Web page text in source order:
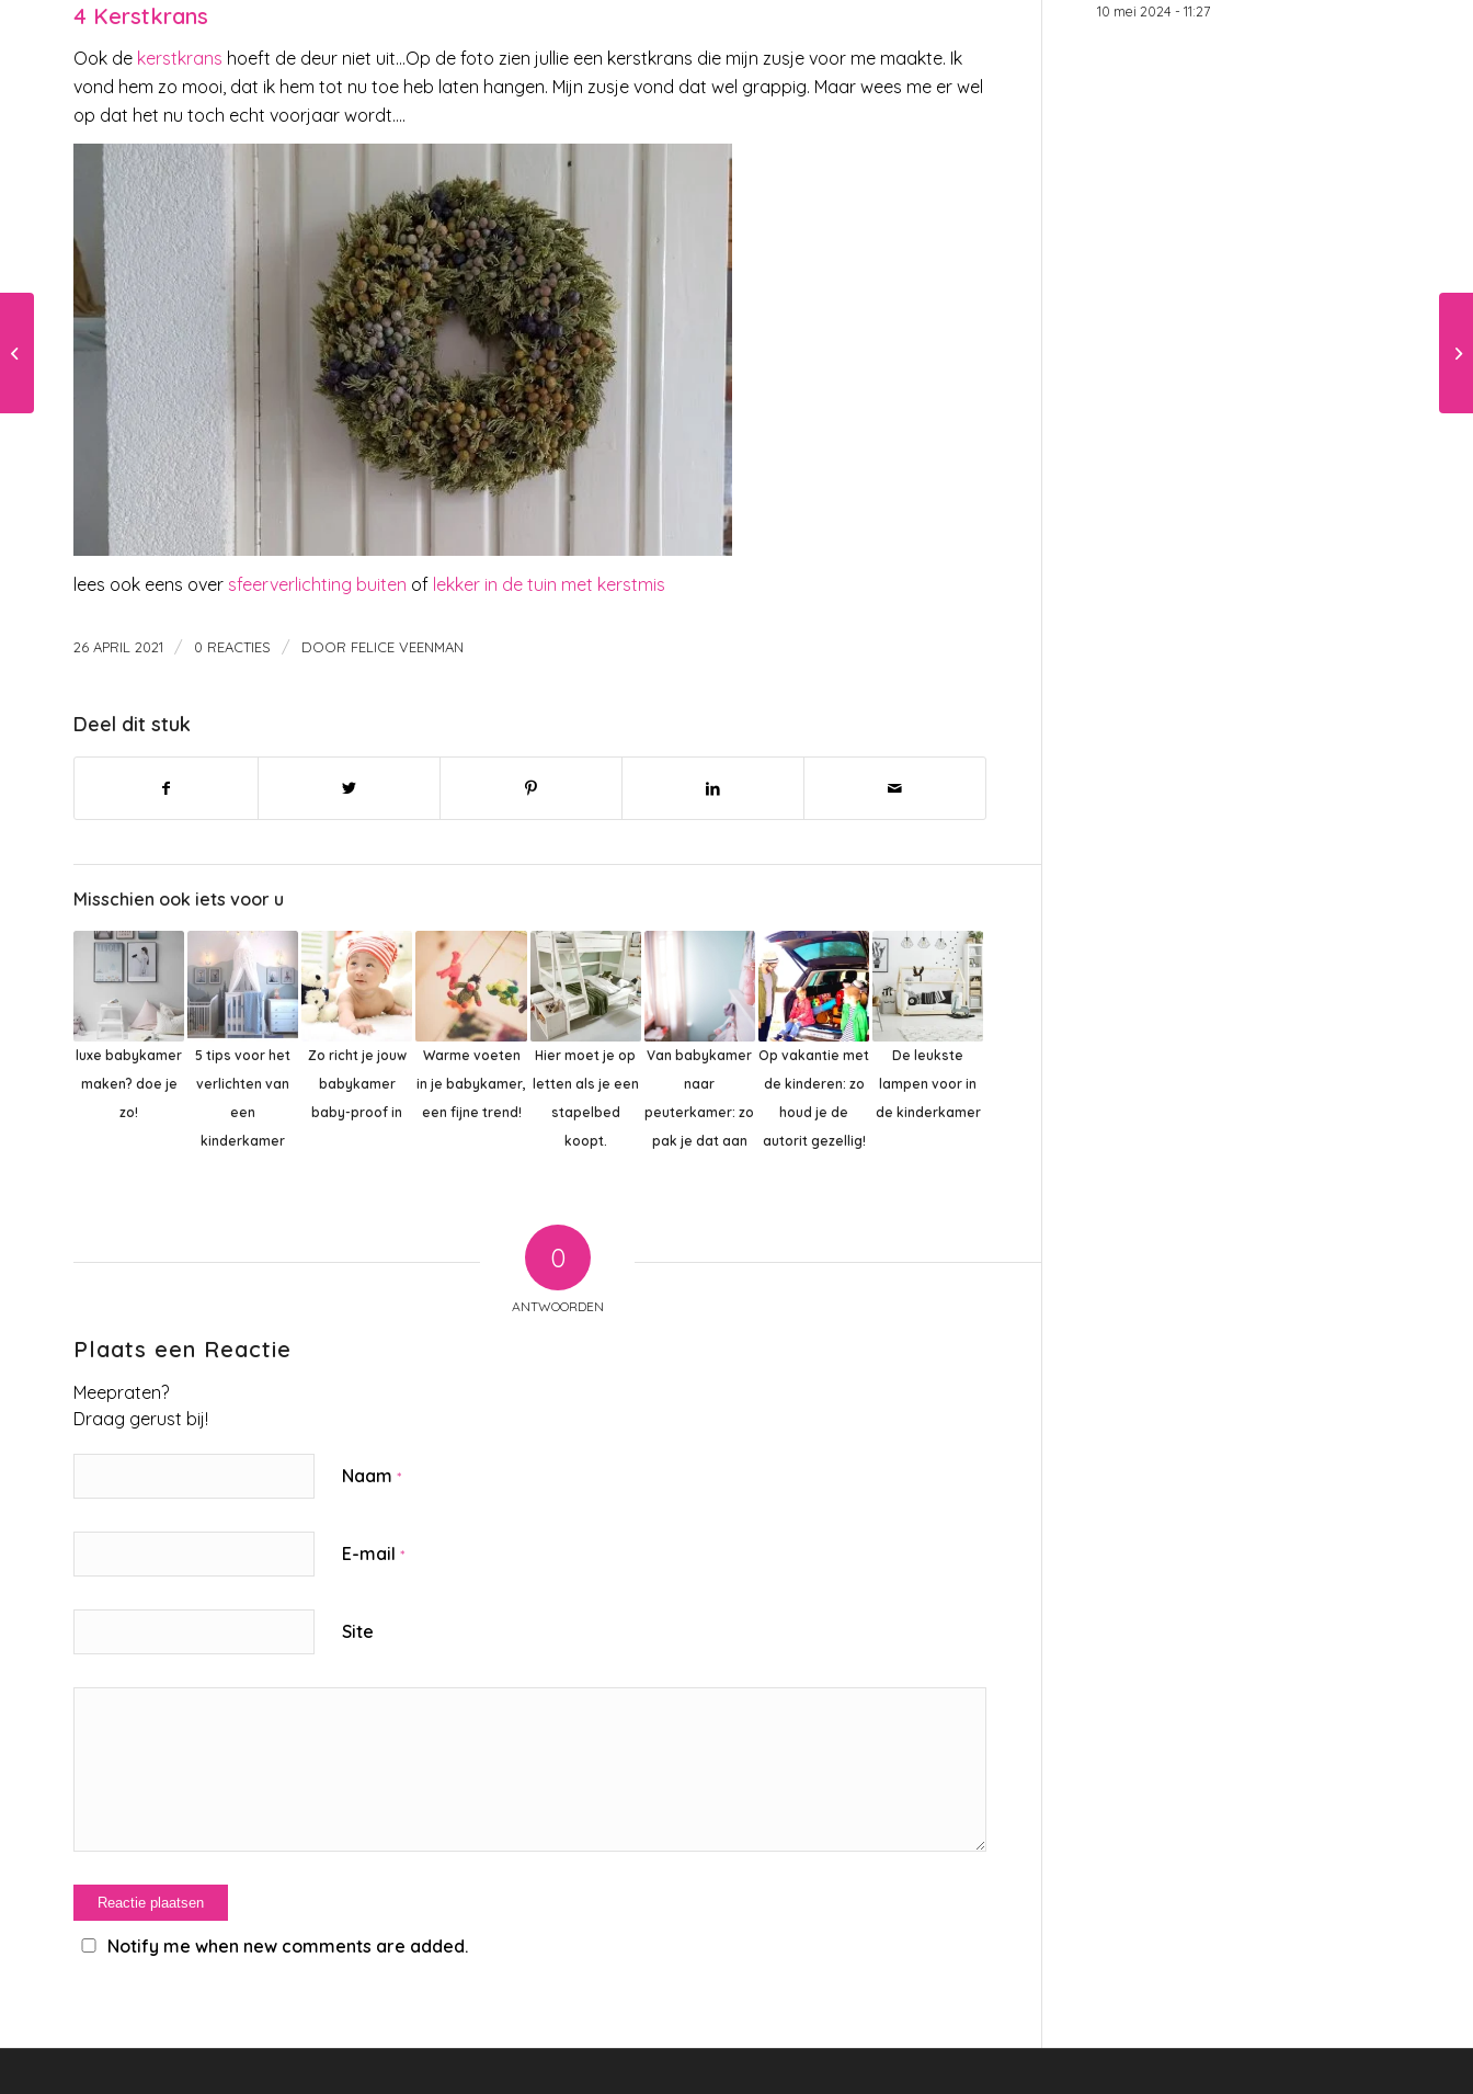
4 Kerstkrans
Ook de kerstkrans hoeft de deur niet uit…Op de foto zien jullie een kerstkrans die mijn zusje voor me maakte. Ik
vond hem zo mooi, dat ik hem tot nu toe heb laten hangen. Mijn zusje vond dat wel grappig. Maar wees me er wel
op dat het nu toch echt voorjaar wordt….
lees ook eens over sfeerverlichting buiten of lekker in de tuin met kerstmis
26 APRIL 2021 / 0 REACTIES / DOOR FELICE VEENMAN
Deel dit stuk
Misschien ook iets voor u
luxe babykamer
maken? doe je
zo!
5 tips voor het
verlichten van
een
kinderkamer
Zo richt je jouw
babykamer
baby-proof in
Warme voeten
in je babykamer,
een fijne trend!
Hier moet je op
letten als je een
stapelbed
koopt.
Van babykamer
naar
peuterkamer: zo
pak je dat aan
Op vakantie met
de kinderen: zo
houd je de
autorit gezellig!
De leukste
lampen voor in
de kinderkamer
0
ANTWOORDEN
Plaats een Reactie
Meepraten?
Draag gerust bij!
Naam *
E-mail *
Site
Notify me when new comments are added.
10 mei 2024 - 11:27
Tijd voor de
peuteropvang!